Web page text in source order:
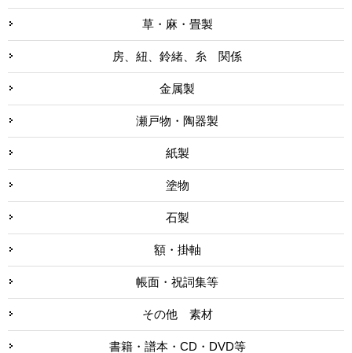
草・麻・畳製
房、紐、鈴緒、糸 関係
金属製
瀬戸物・陶器製
紙製
塗物
石製
額・掛軸
帳面・祝詞集等
その他 素材
書籍・譜本・CD・DVD等